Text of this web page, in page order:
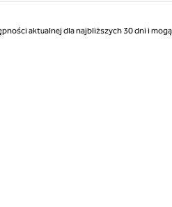
aktualnej dla najbliższych 30 dni i